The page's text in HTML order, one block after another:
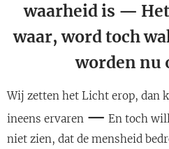
waarheid is —
waar, word toch
worden nu
Wij zetten het Licht erop, dan
ineens ervaren — En toch
niet zien, dat de mensheid